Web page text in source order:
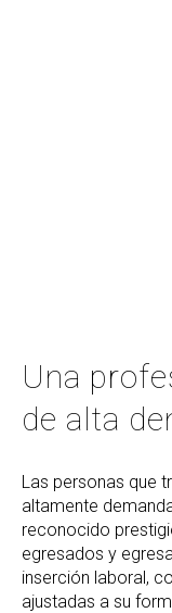
Una
de alta
Las personas que
altamente
reconocido
egresados y
inserción laboral,
ajustadas a su